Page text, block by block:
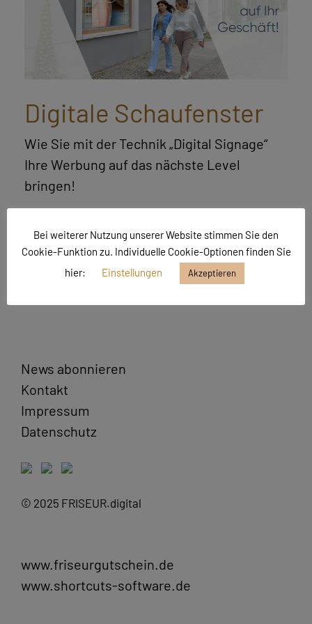
Digitale Schaufenster
Wie Sie mit der Technik „Digital Signage“
Ihre Werbung auf das nächste Level
bringen!
News abonnieren
Kontakt
Impressum
Datenschutz
© 2025 FRISEUR.digital
www.friseurgutschein.de
www.shortcuts-software.de
Bei weiterer Nutzung unserer Website stimmen Sie den
Cookie-Funktion zu. Individuelle Cookie-Optionen finden Sie
hier:
Einstellungen Akzeptieren